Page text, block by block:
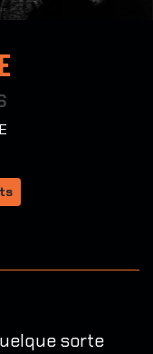
sorte